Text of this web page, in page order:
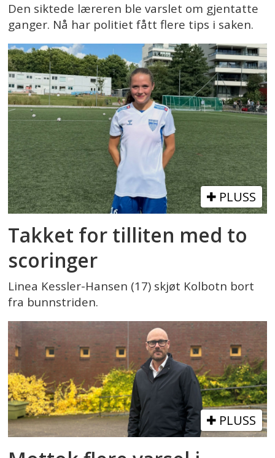
Den siktede læreren ble varslet om gjentatte
ganger. Nå har politiet fått flere tips i saken.
PLUSS
Takket for tilliten med to
scoringer
Linea Kessler-Hansen (17) skjøt Kolbotn bort
fra bunnstriden.
PLUSS